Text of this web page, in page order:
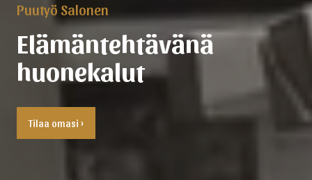
Puutyö Salonen
Elämäntehtävänä
huonekalut
Tilaa omasi ›